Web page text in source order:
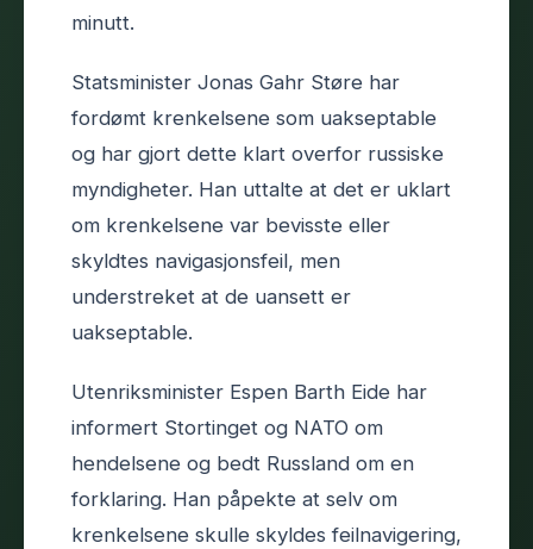
minutt.
Statsminister Jonas Gahr Støre har
fordømt krenkelsene som uakseptable
og har gjort dette klart overfor russiske
myndigheter. Han uttalte at det er uklart
om krenkelsene var bevisste eller
skyldtes navigasjonsfeil, men
understreket at de uansett er
uakseptable.
Utenriksminister Espen Barth Eide har
informert Stortinget og NATO om
hendelsene og bedt Russland om en
forklaring. Han påpekte at selv om
krenkelsene skulle skyldes feilnavigering,